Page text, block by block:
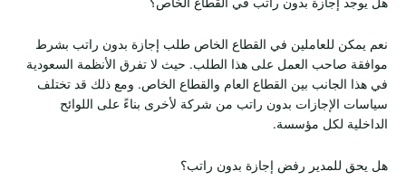
هل يوجد إجازة بدون راتب في القطاع الخاص؟
نعم يمكن للعاملين في القطاع الخاص طلب إجازة بدون راتب بشرط
موافقة صاحب العمل على هذا الطلب. حيث لا تفرق الأنظمة السعودية
في هذا الجانب بين القطاع العام والقطاع الخاص. ومع ذلك قد تختلف
سياسات الإجازات بدون راتب من شركة لأخرى بناءً على اللوائح
الداخلية لكل مؤسسة.
هل يحق للمدير رفض إجازة بدون راتب؟